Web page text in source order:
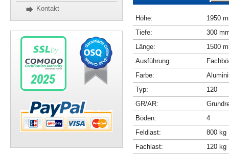
Kontakt
Höhe:
1950
Tiefe:
300
Länge:
1500
Ausführung:
Farbe:
Typ:
120
GR/AR:
Böden:
4
Feldlast:
800 kg
Fachlast:
120 kg